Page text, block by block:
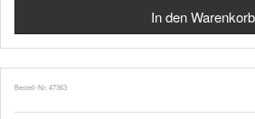
Bestell-Nr. 47363